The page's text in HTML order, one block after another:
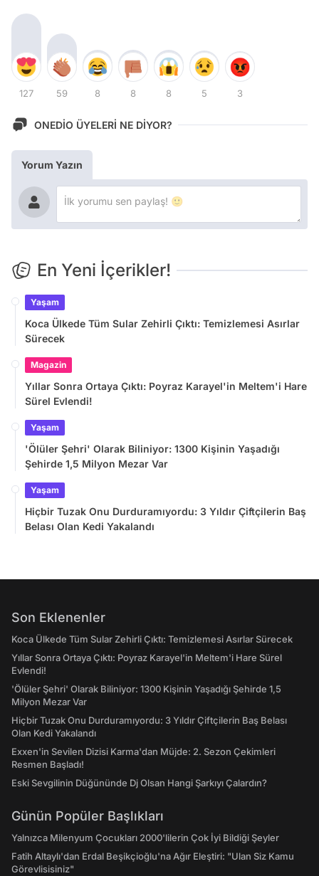
127 59 8 8 8 5 3
ONEDİO ÜYELERİ NE DİYOR?
Yorum Yazın
En Yeni İçerikler!
Yaşam
Koca Ülkede Tüm Sular Zehirli Çıktı: Temizlemesi Asırlar
Sürecek
Magazin
Yıllar Sonra Ortaya Çıktı: Poyraz Karayel'in Meltem'i Hare
Sürel Evlendi!
Yaşam
'Ölüler Şehri' Olarak Biliniyor: 1300 Kişinin Yaşadığı
Şehirde 1,5 Milyon Mezar Var
Yaşam
Hiçbir Tuzak Onu Durduramıyordu: 3 Yıldır Çiftçilerin Baş
Belası Olan Kedi Yakalandı
Son Eklenenler
Koca Ülkede Tüm Sular Zehirli Çıktı: Temizlemesi Asırlar Sürecek
Yıllar Sonra Ortaya Çıktı: Poyraz Karayel'in Meltem'i Hare Sürel
Evlendi!
'Ölüler Şehri' Olarak Biliniyor: 1300 Kişinin Yaşadığı Şehirde 1,5
Milyon Mezar Var
Hiçbir Tuzak Onu Durduramıyordu: 3 Yıldır Çiftçilerin Baş Belası
Olan Kedi Yakalandı
Exxen'in Sevilen Dizisi Karma'dan Müjde: 2. Sezon Çekimleri
Resmen Başladı!
Eski Sevgilinin Düğününde Dj Olsan Hangi Şarkıyı Çalardın?
Günün Popüler Başlıkları
Yalnızca Milenyum Çocukları 2000'lilerin Çok İyi Bildiği Şeyler
Fatih Altaylı'dan Erdal Beşikçioğlu'na Ağır Eleştiri: "Ulan Siz Kamu
Görevlisisiniz"